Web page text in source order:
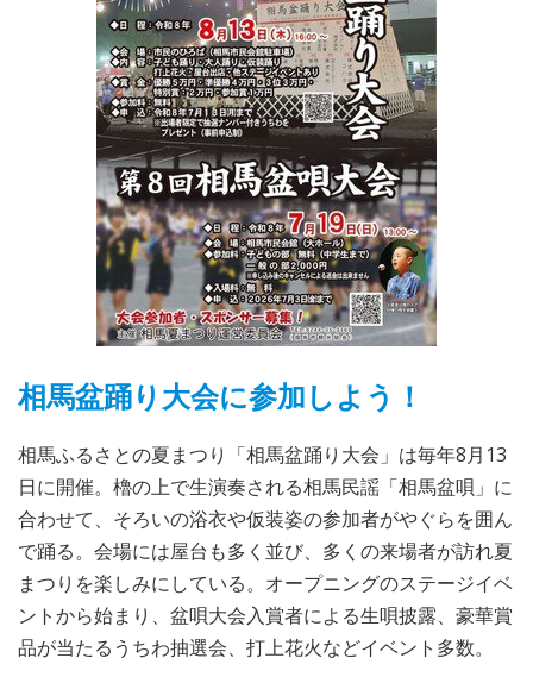
相馬盆踊り大会に参加しよう！
相馬ふるさとの夏まつり「相馬盆踊り大会」は毎年8月13
日に開催。櫓の上で生演奏される相馬民謡「相馬盆唄」に
合わせて、そろいの浴衣や仮装姿の参加者がやぐらを囲ん
で踊る。会場には屋台も多く並び、多くの来場者が訪れ夏
まつりを楽しみにしている。オープニングのステージイベ
ントから始まり、盆唄大会入賞者による生唄披露、豪華賞
品が当たるうちわ抽選会、打上花火などイベント多数。